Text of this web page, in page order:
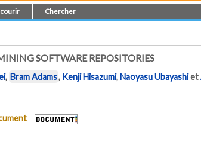
Chercher
SOFTWARE REPOSITORIES
, Bram Adams, Kenji Hisazumi,Naoyasu Ubayashiet